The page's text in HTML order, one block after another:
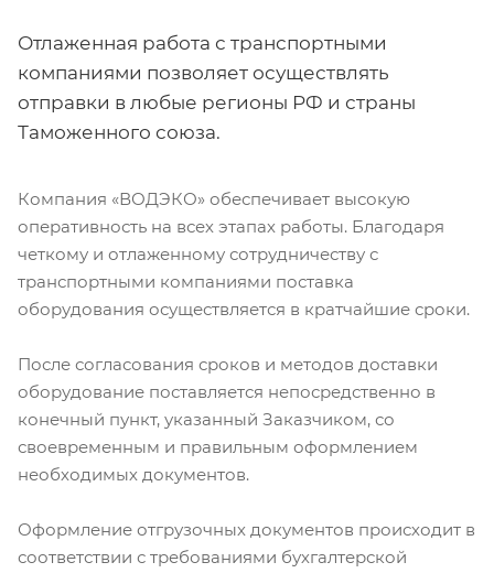
Отлаженная работа с транспортными
компаниями позволяет осуществлять
отправки в любые регионы РФ и страны
Таможенного союза.
Компания «ВОДЭКО» обеспечивает высокую
оперативность на всех этапах работы. Благодаря
четкому и отлаженному сотрудничеству с
транспортными компаниями поставка
оборудования осуществляется в кратчайшие сроки.
После согласования сроков и методов доставки
оборудование поставляется непосредственно в
конечный пункт, указанный Заказчиком, со
своевременным и правильным оформлением
необходимых документов.
Оформление отгрузочных документов происходит в
соответствии с требованиями бухгалтерской